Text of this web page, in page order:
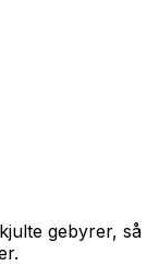
gebyrer, så